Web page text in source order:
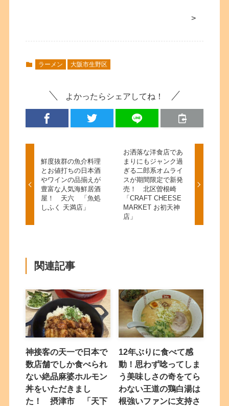
>
ラーメン 大阪市生野区
よかったらシェアしてね！
鮮度抜群の魚介料理
とお値打ちの日本酒
やワインの品揃えが
豊富な人気海鮮居酒
屋！ 天六 「魚処
しふく 天満店」
お洒落な洋食店であ
まりにもジャンク過
ぎる二郎系オムライ
スが期間限定で新発
売！ 北区曽根崎
「CRAFT CHEESE
MARKET お初天神
店」
関連記事
神接客の天一で日本で
数店舗でしか食べられ
ない絶品麻婆ホルモン
丼をいただきまし
た！ 摂津市 「天下
12年ぶりに食べて感
動！思わず唸ってしま
う美味しさの奇をてら
わない王道の鶏白湯は
根強いファンに支持さ